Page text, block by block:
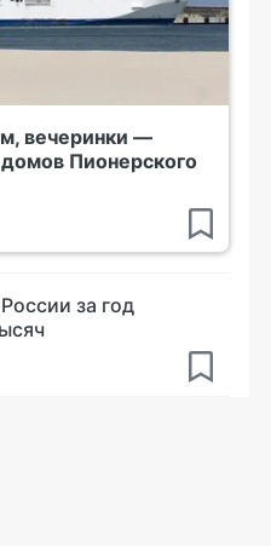
вечеринки —
Пионерского
за год